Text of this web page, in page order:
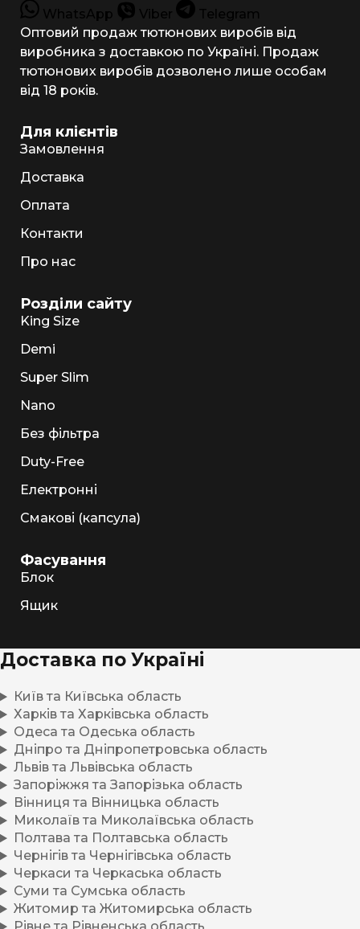
WhatsApp Viber
Telegram
Оптовий продаж тютюнових виробів від
виробника з доставкою по Україні. Продаж
тютюнових виробів дозволено лише особам
від 18 років.
Для клієнтів
Замовлення
Доставка
Оплата
Контакти
Про нас
Розділи сайту
King Size
Demi
Super Slim
Nano
Без фільтра
Duty-Free
Електронні
Смакові (капсула)
Фасування
Блок
Ящик
Доставка по Україні
Київ та Київська область
Харків та Харківська область
Одеса та Одеська область
Дніпро та Дніпропетровська область
Львів та Львівська область
Запоріжжя та Запорізька область
Вінниця та Вінницька область
Миколаїв та Миколаївська область
Полтава та Полтавська область
Чернігів та Чернігівська область
Черкаси та Черкаська область
Суми та Сумська область
Житомир та Житомирська область